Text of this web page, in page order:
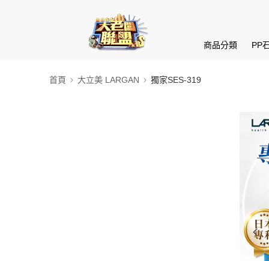
商品分類 PP
首頁 大立美 LARGAN 獨家SES-319